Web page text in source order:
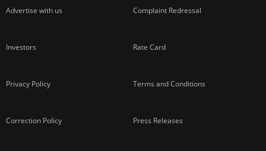
Advertise with us Complaint Redressal
Investors Rate Card
Privacy Policy Terms and Conditions
Correction Policy Press Releases